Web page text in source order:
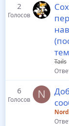
2
Голосов
Tails
6
Голосов N